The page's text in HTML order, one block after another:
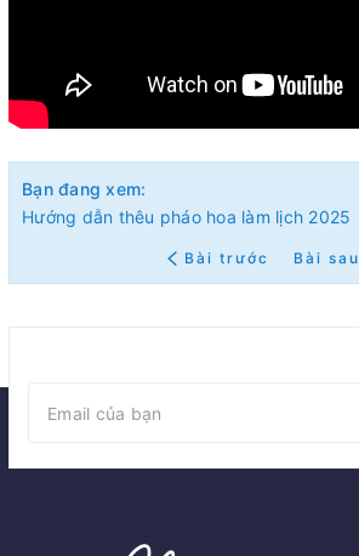
Bạn đang xem:
Hướng dẫn thêu pháo hoa làm lịch 2025
Bài trước Bài sau